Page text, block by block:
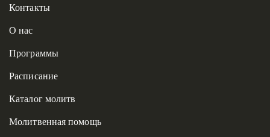
Контакты
О нас
Программы
Расписание
Каталог молитв
Молитвенная помощь